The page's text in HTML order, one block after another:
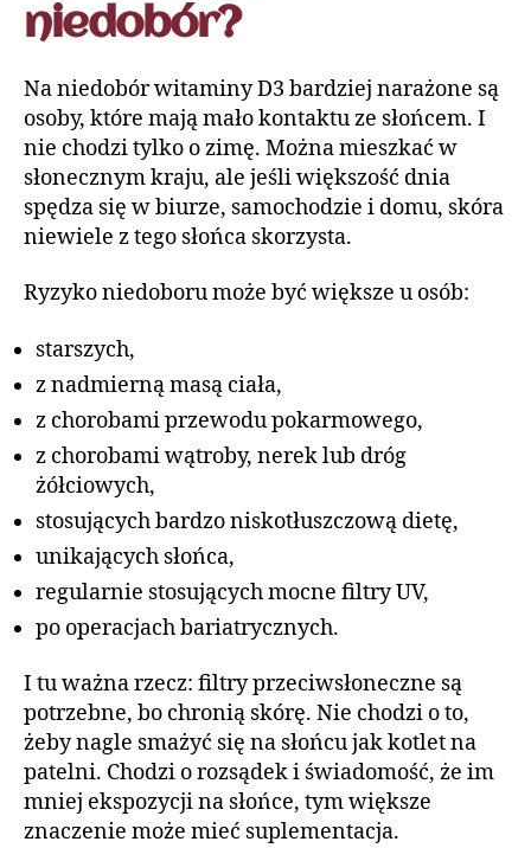
niedobór?
Na niedobór witaminy D3 bardziej narażone są
osoby, które mają mało kontaktu ze słońcem. I
nie chodzi tylko o zimę. Można mieszkać w
słonecznym kraju, ale jeśli większość dnia
spędza się w biurze, samochodzie i domu, skóra
niewiele z tego słońca skorzysta.
Ryzyko niedoboru może być większe u osób:
starszych,
z nadmierną masą ciała,
z chorobami przewodu pokarmowego,
z chorobami wątroby, nerek lub dróg
żółciowych,
stosujących bardzo niskotłuszczową dietę,
unikających słońca,
regularnie stosujących mocne filtry UV,
po operacjach bariatrycznych.
I tu ważna rzecz: filtry przeciwsłoneczne są
potrzebne, bo chronią skórę. Nie chodzi o to,
żeby nagle smażyć się na słońcu jak kotlet na
patelni. Chodzi o rozsądek i świadomość, że im
mniej ekspozycji na słońce, tym większe
znaczenie może mieć suplementacja.